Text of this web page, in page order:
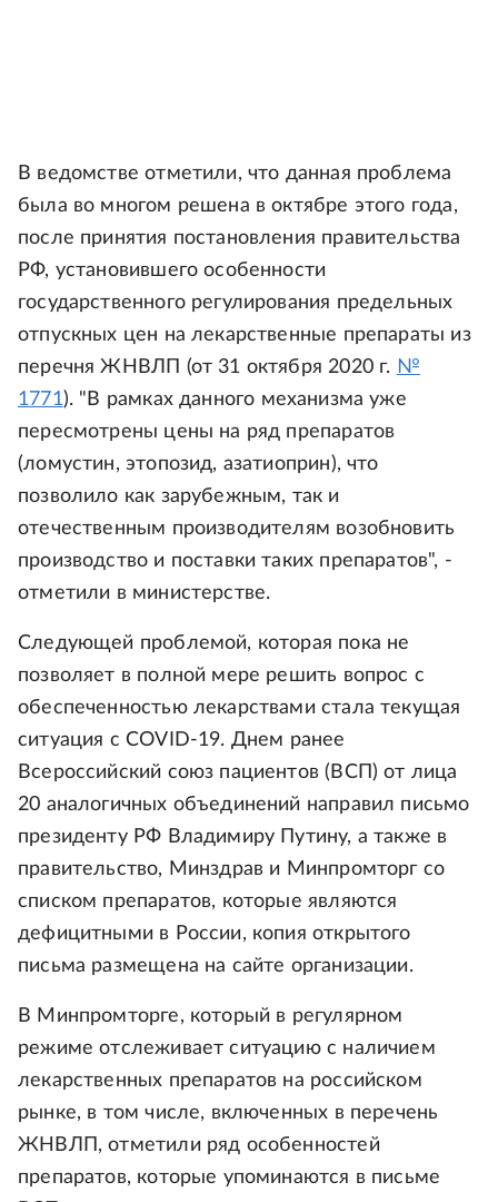
В ведомстве отметили, что данная проблема
была во многом решена в октябре этого года,
после принятия постановления правительства
РФ, установившего особенности
государственного регулирования предельных
отпускных цен на лекарственные препараты из
перечня ЖНВЛП (от 31 октября 2020 г. №
1771). "В рамках данного механизма уже
пересмотрены цены на ряд препаратов
(ломустин, этопозид, азатиоприн), что
позволило как зарубежным, так и
отечественным производителям возобновить
производство и поставки таких препаратов", -
отметили в министерстве.
Следующей проблемой, которая пока не
позволяет в полной мере решить вопрос с
обеспеченностью лекарствами стала текущая
ситуация с COVID-19. Днем ранее
Всероссийский союз пациентов (ВСП) от лица
20 аналогичных объединений направил письмо
президенту РФ Владимиру Путину, а также в
правительство, Минздрав и Минпромторг со
списком препаратов, которые являются
дефицитными в России, копия открытого
письма размещена на сайте организации.
В Минпромторге, который в регулярном
режиме отслеживает ситуацию с наличием
лекарственных препаратов на российском
рынке, в том числе, включенных в перечень
ЖНВЛП, отметили ряд особенностей
препаратов, которые упоминаются в письме